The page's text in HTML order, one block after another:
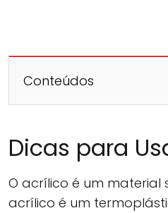
Conteúdos
Dicas para
O acrílico é um material
acrílico é um